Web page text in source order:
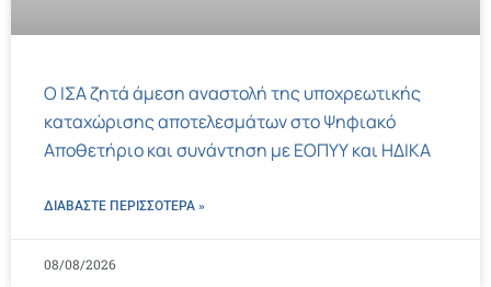
Ο ΙΣΑ ζητά άμεση αναστολή της υποχρεωτικής
καταχώρισης αποτελεσμάτων στο Ψηφιακό
Αποθετήριο και συνάντηση με ΕΟΠΥΥ και ΗΔΙΚΑ
ΔΙΑΒΑΣΤΕ ΠΕΡΙΣΣΌΤΕΡΑ »
08/08/2026